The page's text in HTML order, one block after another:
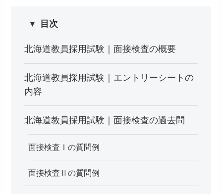
目次
北海道教員採用試験｜面接検査の概要
北海道教員採用試験｜エントリーシートの
内容
北海道教員採用試験｜面接検査の過去問
面接検査Ⅰの質問例
面接検査Ⅱの質問例